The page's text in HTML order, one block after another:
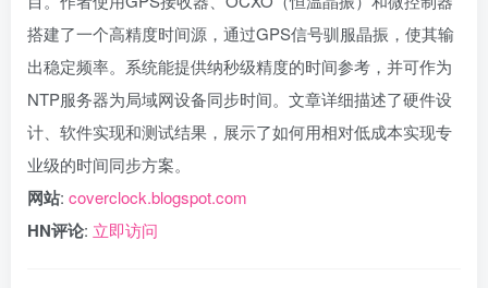
搭建了一个高精度时间源，通过GPS信号驯服晶振，使其输
出稳定频率。系统能提供纳秒级精度的时间参考，并可作为
NTP服务器为局域网设备同步时间。文章详细描述了硬件设
计、软件实现和测试结果，展示了如何用相对低成本实现专
业级的时间同步方案。
网站: coverclock.blogspot.com
HN评论: 立即访问